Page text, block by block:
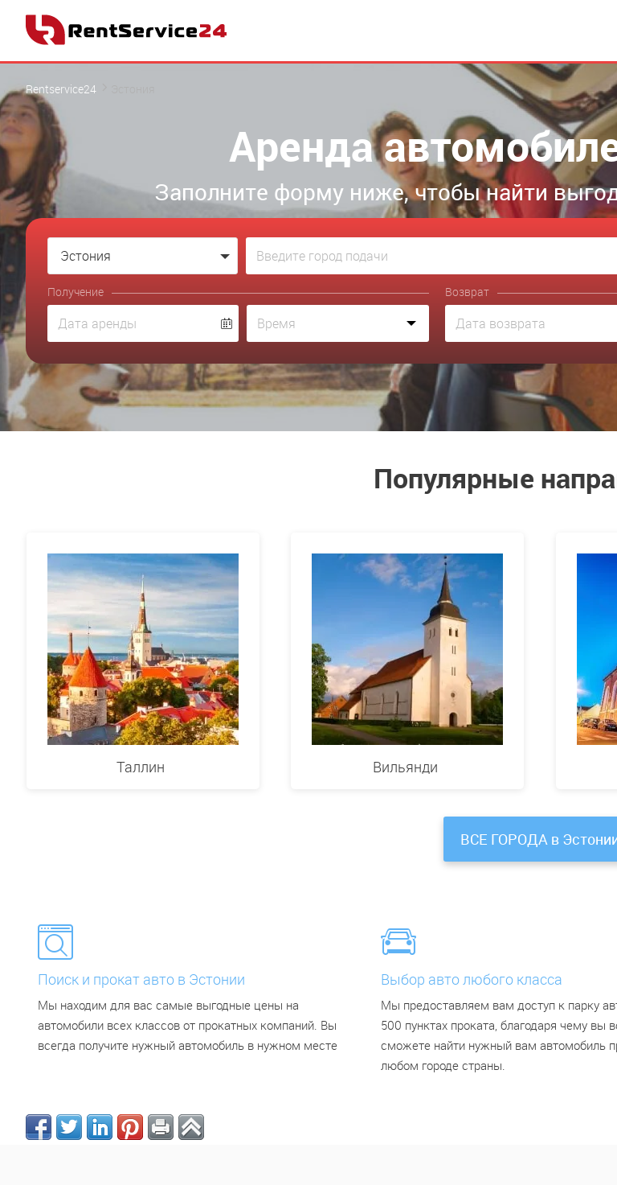
Rentservice24
Аренда
Заполните форму ниже, чтобы найти
Эстония
Получение Возврат
Популярные
Таллин Вильянди
ВСЕ ГОРОДА в
Поиск и прокат авто в Эстонии
Мы находим для вас самые выгодные цены на
автомобили всех классов от прокатных компаний. Вы
всегда получите нужный автомобиль в нужном месте
Выбор авто любого класса
Мы предоставляем вам доступ к парку
500 пунктах проката, благодаря чему вы
сможете найти нужный вам автомобиль
любом городе страны.